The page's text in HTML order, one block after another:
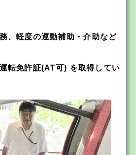
、軽度の運動補助・介助など
転免許証(AT可) を取得してい